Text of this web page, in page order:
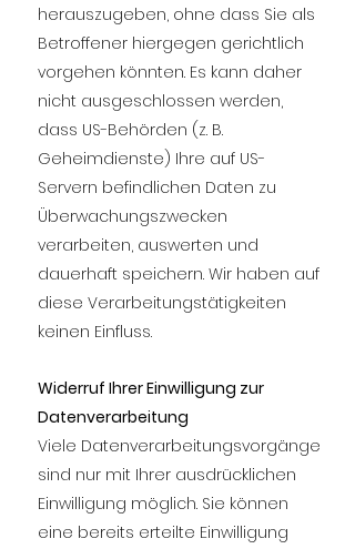
herauszugeben, ohne dass Sie als
Betroffener hiergegen gerichtlich
vorgehen könnten. Es kann daher
nicht ausgeschlossen werden,
dass US-Behörden (z. B.
Geheimdienste) Ihre auf US-
Servern befindlichen Daten zu
Überwachungszwecken
verarbeiten, auswerten und
dauerhaft speichern. Wir haben auf
diese Verarbeitungstätigkeiten
keinen Einfluss.
Widerruf Ihrer Einwilligung zur
Datenverarbeitung
Viele Datenverarbeitungsvorgänge
sind nur mit Ihrer ausdrücklichen
Einwilligung möglich. Sie können
eine bereits erteilte Einwilligung